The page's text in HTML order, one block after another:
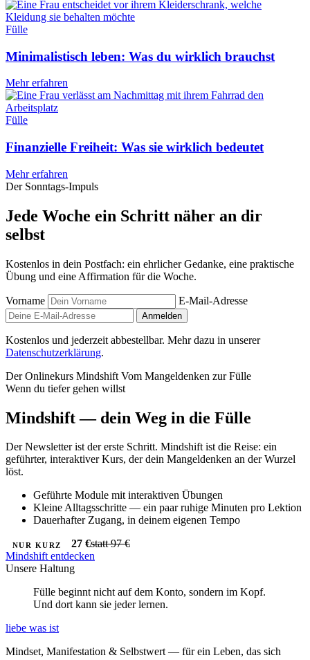
Fülle
Minimalistisch leben: Was du wirklich brauchst
Mehr erfahren
Fülle
Finanzielle Freiheit: Was sie wirklich bedeutet
Mehr erfahren
Der Sonntags-Impuls
Jede Woche ein Schritt näher an dir
selbst
Kostenlos in dein Postfach: ein ehrlicher Gedanke, eine praktische
Übung und eine Affirmation für die Woche.
Vorname E-Mail-Adresse
Anmelden
Kostenlos und jederzeit abbestellbar. Mehr dazu in unserer
Datenschutzerklärung.
Der Onlinekurs Mindshift Vom Mangeldenken zur Fülle
Wenn du tiefer gehen willst
Mindshift — dein Weg in die Fülle
Der Newsletter ist der erste Schritt. Mindshift ist die Reise: ein
geführter, interaktiver Kurs, der dein Mangeldenken an der Wurzel
löst.
Geführte Module mit interaktiven Übungen
Kleine Alltagsschritte — ein paar ruhige Minuten pro Lektion
Dauerhafter Zugang, in deinem eigenen Tempo
NUR KURZ 27 €statt 97 €
Mindshift entdecken
Unsere Haltung
Fülle beginnt nicht auf dem Konto, sondern im Kopf.
Und dort kann sie jeder lernen.
liebe was ist
Mindset, Manifestation & Selbstwert — für ein Leben, das sich